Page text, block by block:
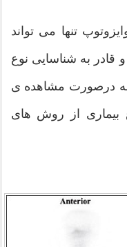
تنها می تواند
قادر به شناسایی نوع
درصورت مشاهده ی
بیماری از روش های